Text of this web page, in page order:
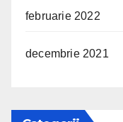
februarie 2022
decembrie 2021